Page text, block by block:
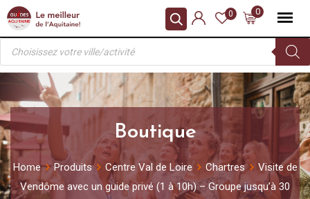
Skip
content
0
0
Recherche
produits
Boutique
Home Produits Centre Val de Loire Chartres
Visite de
Vendôme avec un guide privé (1 à 10h) – Groupe jusqu’à 30